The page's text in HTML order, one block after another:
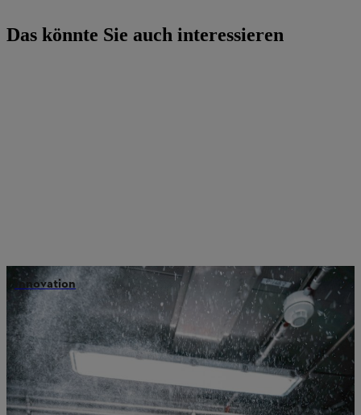
Das könnte Sie auch interessieren
Innovation